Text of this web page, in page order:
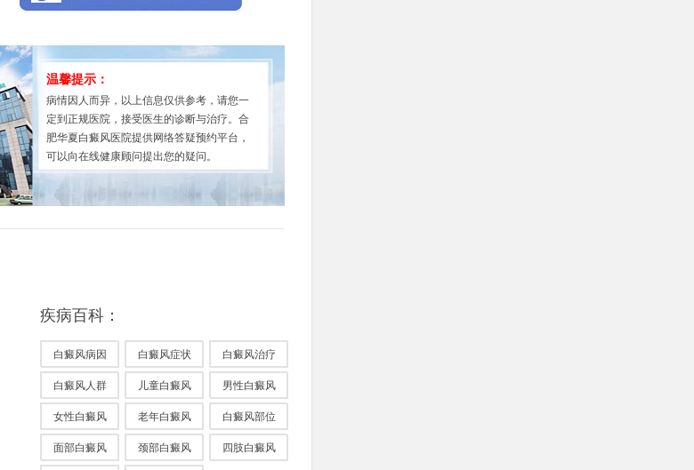
温馨提示：
病情因人而异，以上信息仅供参考，请您一
定到正规医院，接受医生的诊断与治疗。合
肥华夏白癜风医院提供网络答疑预约平台，
可以向在线健康顾问提出您的疑问。
疾病百科：
白癜风病因 白癜风症状 白癜风治疗
白癜风人群 儿童白癜风 男性白癜风
女性白癜风 老年白癜风 白癜风部位
面部白癜风 颈部白癜风 四肢白癜风